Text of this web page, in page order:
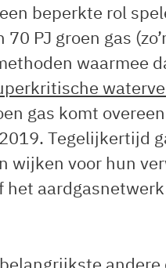
beperkte rol
PJ groen gas
waarmee
gas komt
Tegelijkertijd
wijken voor hun
het